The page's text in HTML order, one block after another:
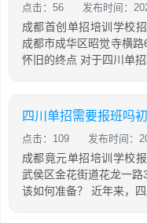
点击：56 发布时间：
成都首创单招培训学校
成都市成华区昭觉寺横路
怀旧的终点 对于四川单
四川单招需要报班吗
点击：109 发布时间：
成都竟元单招培训学校
武侯区金花街道花龙一
该如何准备？ 近年来，